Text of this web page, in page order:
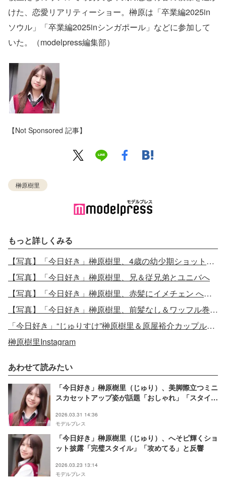
けた、恋愛リアリティーショー。榊原は「卒業編2025in
ソウル」「卒業編2025inシンガポール」などに参加して
いた。（modelpress編集部）
【Not Sponsored 記事】
榊原樹里
もっと詳しくみる
【写真】「今日好き」榊原樹里、4歳の幼少期ショット公開
【写真】「今日好き」榊原樹里、兄＆従兄弟とユニバへ
【写真】「今日好き」榊原樹里、赤髪にイメチェン へそピも披露
【写真】「今日好き」榊原樹里、前髪なし＆ワッフル巻きで雰囲気一変
「今日好き」“じゅりすけ”榊原樹里＆原屋裕介カップル、破局報告
榊原樹里Instagram
あわせて読みたい
「今日好き」榊原樹里（じゅり）、美脚際立つミニ
スカセットアップ姿が話題「おしゃれ」「スタイル
2026.03.31 14:36
モデルプレス
「今日好き」榊原樹里（じゅり）、へそピ輝くショ
ット披露「完璧スタイル」「攻めてる」と反響
2026.03.23 13:14
モデルプレス